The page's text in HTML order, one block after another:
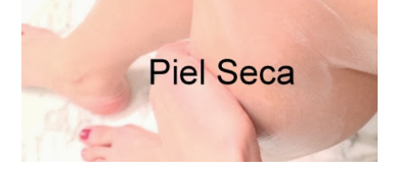
sodio , potasio… azucares etc.. en fin una cantidad de
sustancias capaces de captar agua y mantenerla dentro de las
células. El conjunto de sustancias que forman el FNH captan
agua del interior del organismo y del exterior, es decir, del
ambiente que n...